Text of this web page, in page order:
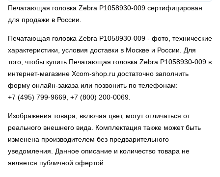
Печатающая головка Zebra P1058930-009 сертифицирован
для продажи в России.
Печатающая головка Zebra P1058930-009 - фото, технические
характеристики, условия доставки в Москве и России. Для
того, чтобы купить Печатающая головка Zebra P1058930-009 в
интернет-магазине Xcom-shop.ru достаточно заполнить
форму онлайн-заказа или позвонить по телефонам:
+7 (495) 799-9669 +7 (800) 200-0069
Изображения товара, включая цвет, могут отличаться от
реального внешнего вида. Комплектация также может быть
изменена производителем без предварительного
уведомления. Данное описание и количество товара не
является публичной офертой.